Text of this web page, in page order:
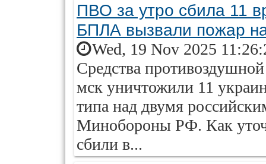
ПВО за утро сбила 11
БПЛА вызвали пожар
Wed, 19 Nov 2025
Средства
мск уничтожили 11
типа над двумя
Минобороны РФ. Как
сбили в...